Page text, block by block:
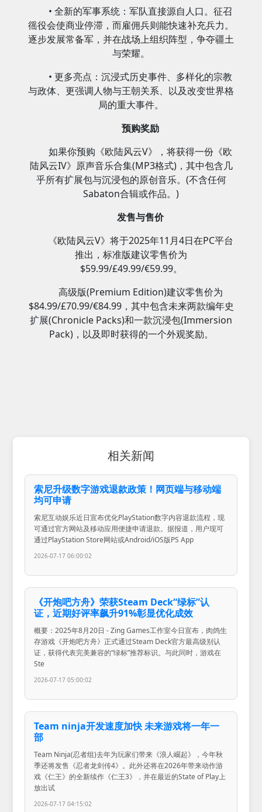
• 全新的军事系统：军队直接源自人口。征召
徭役会使商业停滞，而雇佣兵则能快速补充兵力。
逐步发展常备军，并在战场上组织阵型，争夺疆土
与荣耀。
• 更多亮点：沉浸式历史事件、多样化的宗教
与政体、更强调人物与王朝关系、以及改变世界格
局的重大事件。
预购奖励
如果你预购《欧陆风云V》，将获得一份《欧
陆风云IV》原声音乐合集(MP3格式)，其中包含几
乎所有扩展包与沉浸包的原创音乐。(不含任何
Sabaton合辑或作品。)
发售与售价
《欧陆风云V》将于2025年11月4日在PC平台
推出，标准版建议零售价为
$59.99/£49.99/€59.99。
高级版(Premium Edition)建议零售价为
$84.99/£70.99/€84.99，其中包含未来两款编年史
扩展(Chronicle Packs)和一款沉浸包(Immersion
Pack)，以及即时获得的一个外观奖励。
相关新闻
索尼升级数字游戏退款政策！网页端与移动端
均可申请
索尼互动娱乐近日宣布优化PlayStation数字内容退款流程，现
可通过官方网站及移动应用便捷申请退款。据报道，用户现可
通过PlayStation Store网站或Android/iOS版PS App
2026-07-17 06:00:02
《开炮吧方舟》荣获Steam Deck“绿标”认
证，近期好评率飙升91%彰显优化成效
概要：2025年8月20日 - Zing Games工作室今日宣布，肉鸽生
存游戏《开炮吧方舟》正式通过Steam Deck官方最高级别认
证，获得代表完美兼容的“绿标”推荐标识。与此同时，游戏在
Ste
2026-07-17 05:00:02
Team ninja开发速度加快 未来游戏将一年一
部
Team Ninja(忍者组)去年为玩家们带来《浪人崛起》，今年秋
季还将发售《忍者龙剑传4》。此外还将在2026年带来动作游
戏《仁王》的全新续作《仁王3》，并在最近的State of Play上
放出试
2026-07-17 04:15:02